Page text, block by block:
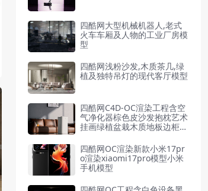
四酷网大型机械机器人,老式
火车车厢及人物的工业厂房模
型
四酷网浅粉沙发,木质茶几,绿
植及独特吊灯的现代客厅模型
四酷网C4D-OC渲染工程含空
气净化器棕色皮沙发抱枕艺术
挂画绿植盆栽木质地板边柜装
四酷网OC渲染新款小米17pr
o渲染xiaomi17pro模型小米
手机模型